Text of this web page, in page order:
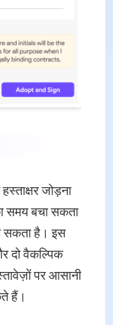
जोड़ना
समय बचा सकता
है। इस
दो वैकल्पिक
पर आसानी
हैं।